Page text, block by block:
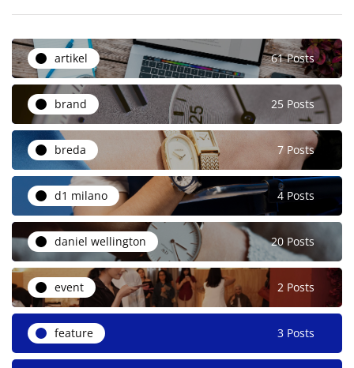
artikel 61 Posts
brand 25 Posts
breda 7 Posts
d1 milano 4 Posts
daniel wellington 20 Posts
event 2 Posts
feature 3 Posts